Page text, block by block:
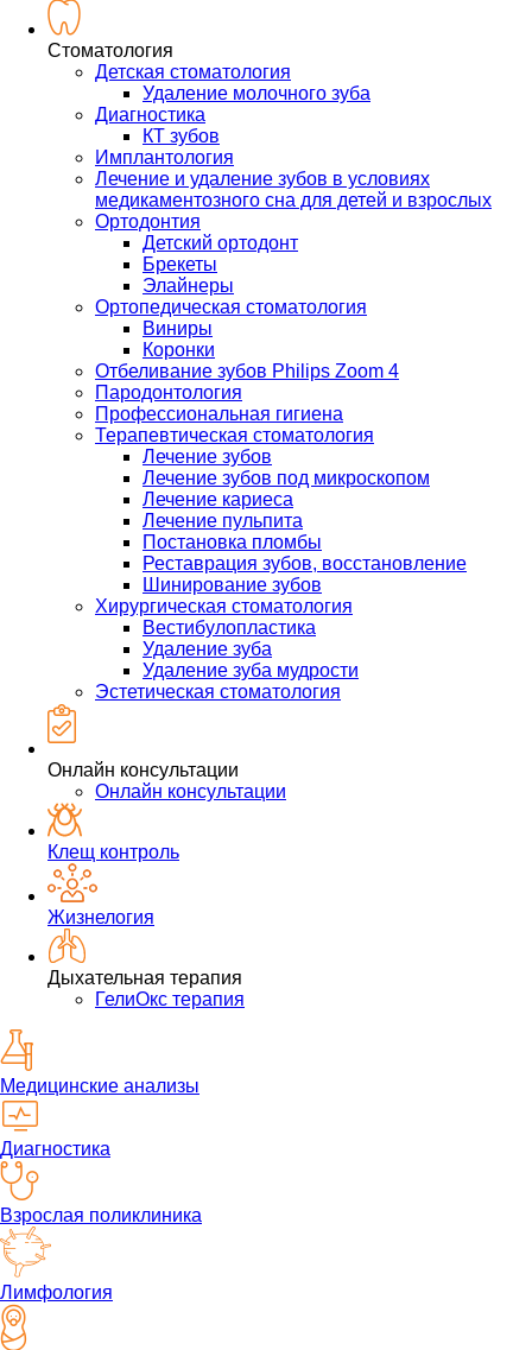
Стоматология
Детская стоматология
Удаление молочного зуба
Диагностика
КТ зубов
Имплантология
Лечение и удаление зубов в условиях
медикаментозного сна для детей и взрослых
Ортодонтия
Детский ортодонт
Брекеты
Элайнеры
Ортопедическая стоматология
Виниры
Коронки
Отбеливание зубов Philips Zoom 4
Пародонтология
Профессиональная гигиена
Терапевтическая стоматология
Лечение зубов
Лечение зубов под микроскопом
Лечение кариеса
Лечение пульпита
Постановка пломбы
Реставрация зубов, восстановление
Шинирование зубов
Хирургическая стоматология
Вестибулопластика
Удаление зуба
Удаление зуба мудрости
Эстетическая стоматология
Онлайн консультации
Онлайн консультации
Клещ контроль
Жизнелогия
Дыхательная терапия
ГелиОкс терапия
Медицинские анализы
Диагностика
Взрослая поликлиника
Лимфология